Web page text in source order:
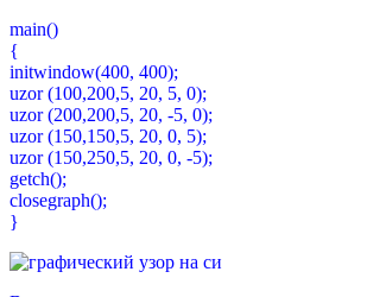
main()
{
initwindow(400, 400);
uzor (100,200,5, 20, 5, 0);
uzor (200,200,5, 20, -5, 0);
uzor (150,150,5, 20, 0, 5);
uzor (150,250,5, 20, 0, -5);
getch();
closegraph();
}